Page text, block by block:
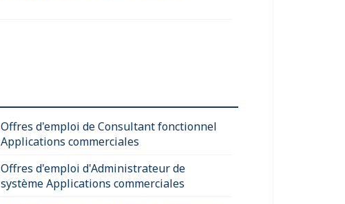
Offres d'emploi de Consultant fonctionnel
Applications commerciales
Offres d'emploi d'Administrateur de
système Applications commerciales